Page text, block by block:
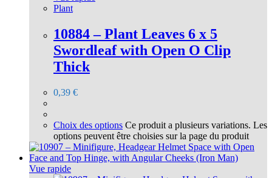
Plant
10884 – Plant Leaves 6 x 5
Swordleaf with Open O Clip
Thick
0,39 €
Choix des options Ce produit a plusieurs variations. Les
options peuvent être choisies sur la page du produit
Vue rapide